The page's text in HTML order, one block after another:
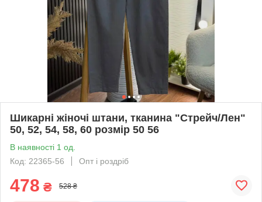
Шикарні жіночі штани, тканина "Стрейч/Лен"
50, 52, 54, 58, 60 розмір 50 56
В наявності 1 од.
Код: 22365-56
Опт і роздріб
478 ₴ 528 ₴